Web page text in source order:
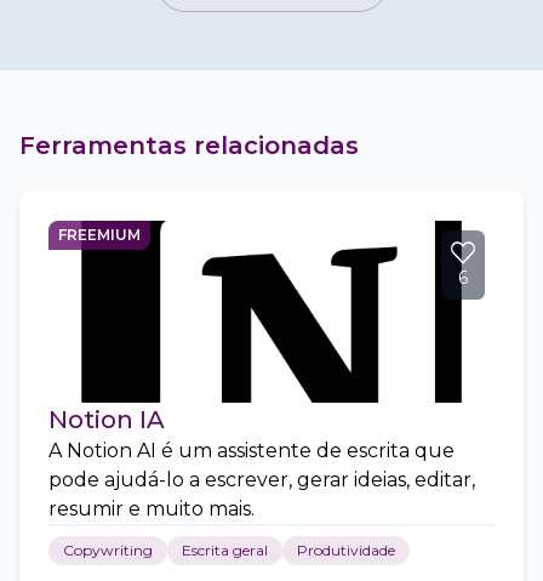
Ferramentas relacionadas
FREEMIUM
6
Notion IA
A Notion AI é um assistente de escrita que
pode ajudá-lo a escrever, gerar ideias, editar,
resumir e muito mais.
Copywriting Escrita geral Produtividade